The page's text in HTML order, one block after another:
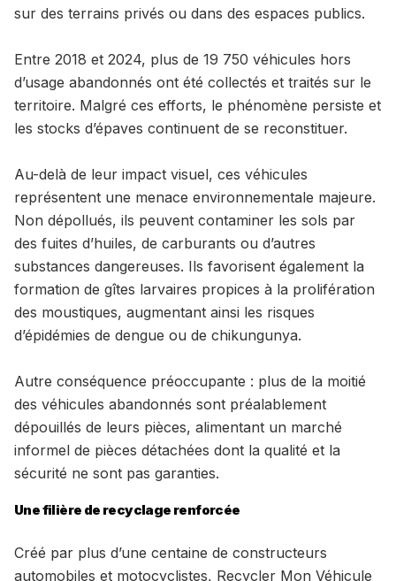
sur des terrains privés ou dans des espaces publics.
Entre 2018 et 2024, plus de 19 750 véhicules hors
d’usage abandonnés ont été collectés et traités sur le
territoire. Malgré ces efforts, le phénomène persiste et
les stocks d’épaves continuent de se reconstituer.
Au-delà de leur impact visuel, ces véhicules
représentent une menace environnementale majeure.
Non dépollués, ils peuvent contaminer les sols par
des fuites d’huiles, de carburants ou d’autres
substances dangereuses. Ils favorisent également la
formation de gîtes larvaires propices à la prolifération
des moustiques, augmentant ainsi les risques
d’épidémies de dengue ou de chikungunya.
Autre conséquence préoccupante : plus de la moitié
des véhicules abandonnés sont préalablement
dépouillés de leurs pièces, alimentant un marché
informel de pièces détachées dont la qualité et la
sécurité ne sont pas garanties.
Une filière de recyclage renforcée
Créé par plus d’une centaine de constructeurs
automobiles et motocyclistes, Recycler Mon Véhicule